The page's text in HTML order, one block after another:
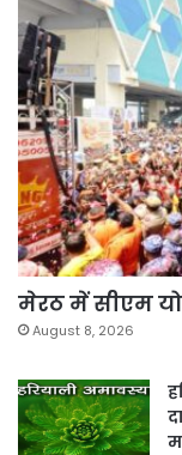
मेरठ में सीएम
August 8, 2026